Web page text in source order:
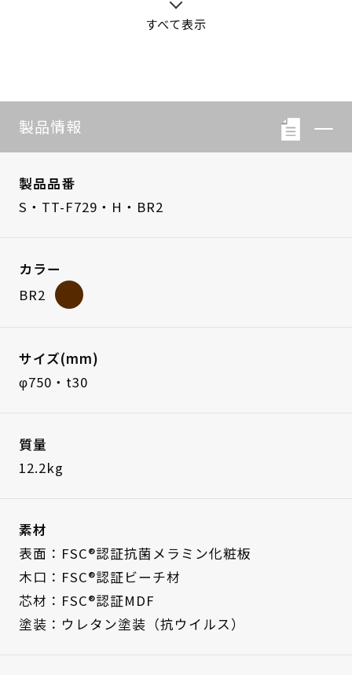
すべて表示
製品情報
製品品番
S・TT-F729・H・BR2
カラー
BR2
サイズ(mm)
φ750・t30
質量
12.2kg
素材
表面：FSC®認証抗菌メラミン化粧板
木口：FSC®認証ビーチ材
芯材：FSC®認証MDF
塗装：ウレタン塗装（抗ウイルス）